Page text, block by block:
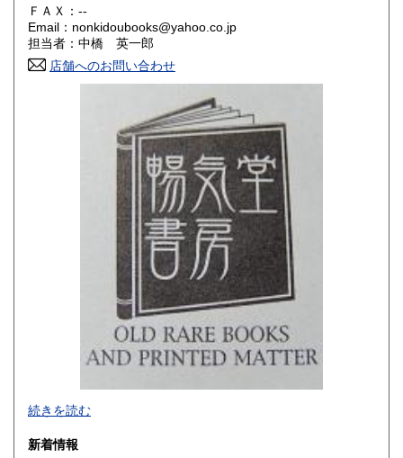
香川県 180円 愛媛県
高知県
180円 長崎県
180円 大分県
180円 鹿児島県
180円
ＦＡＸ：--
Email：nonkidoubooks@yahoo.co.jp
担当者：中橋 英一郎
店舗へのお問い合わせ
最寄駅：花小金井
続きを読む
新着情報